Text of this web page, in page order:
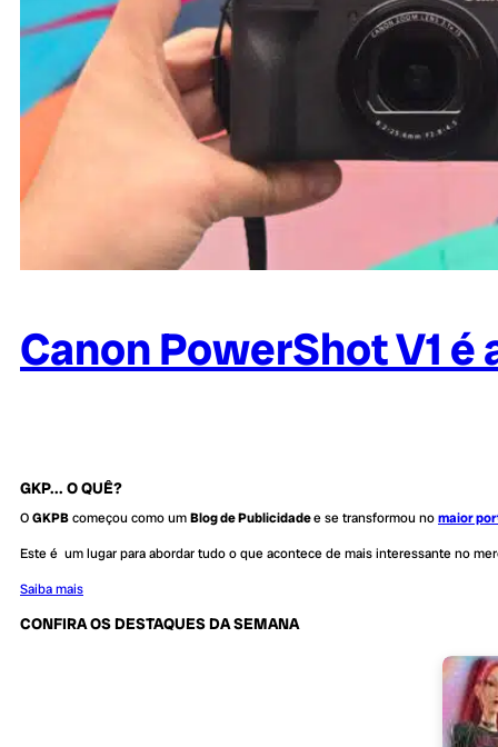
Canon PowerShot V1
GKP... O QUÊ?
OGKPBcomeçou como umBlog de Publicidadee se transformou nomaior
Este é um lugar para abordar tudo o que acontece de mais interessante no
Saiba mais
CONFIRA OS DESTAQUES DA SEMANA